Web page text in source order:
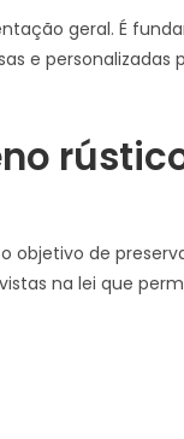
geral. É
e personalizadas
de
na lei que